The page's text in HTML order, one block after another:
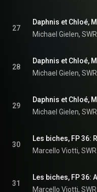
27
Daphnis et Chloé,
28
Daphnis et Chloé,
29
Daphnis et Chloé,
30
31
Les biches, FP 36: